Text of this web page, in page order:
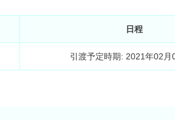
日程
引渡予定時期: 2021年02月